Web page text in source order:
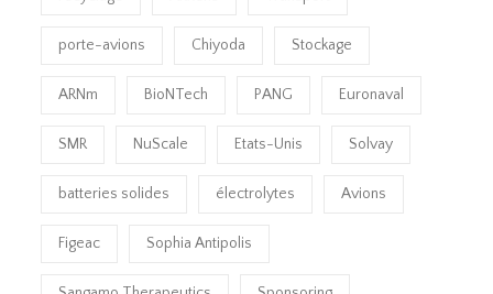
porte-avions Chiyoda Stockage
ARNm BioNTech PANG Euronaval
SMR NuScale Etats-Unis Solvay
batteries solides électrolytes Avions
Figeac Sophia Antipolis